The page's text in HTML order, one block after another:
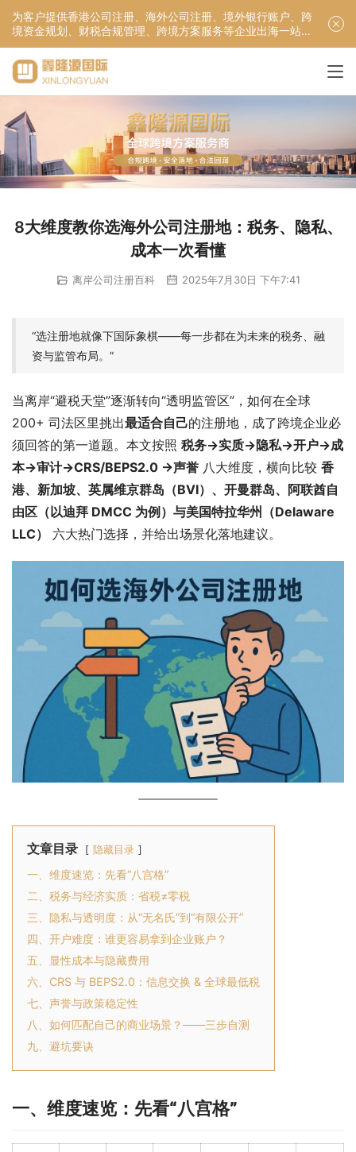
为客户提供香港公司注册、海外公司注册、境外银行账户、跨
境资金规划、财税合规管理、跨境方案服务等企业出海一站式
服务！
8大维度教你选海外公司注册地：税务、隐私、
成本一次看懂
离岸公司注册百科 2025年7月30日 下午7:41
“选注册地就像下国际象棋——每一步都在为未来的税务、融
资与监管布局。”
当离岸“避税天堂”逐渐转向“透明监管区”，如何在全球
200+ 司法区里挑出最适合自己的注册地，成了跨境企业必
须回答的第一道题。本文按照 税务→实质→隐私→开户→成
本→审计→CRS/BEPS2.0 →声誉 八大维度，横向比较 香
港、新加坡、英属维京群岛（BVI）、开曼群岛、阿联酋自
由区（以迪拜 DMCC 为例）与美国特拉华州（Delaware
LLC）
六大热门选择，并给出场景化落地建议。
文章目录 隐藏目录
一、维度速览：先看“八宫格”
二、税务与经济实质：省税≠零税
三、隐私与透明度：从“无名氏”到“有限公开”
四、开户难度：谁更容易拿到企业账户？
五、显性成本与隐藏费用
六、CRS 与 BEPS2.0：信息交换 & 全球最低税
七、声誉与政策稳定性
八、如何匹配自己的商业场景？——三步自测
九、避坑要诀
一、维度速览：先看“八宫格”